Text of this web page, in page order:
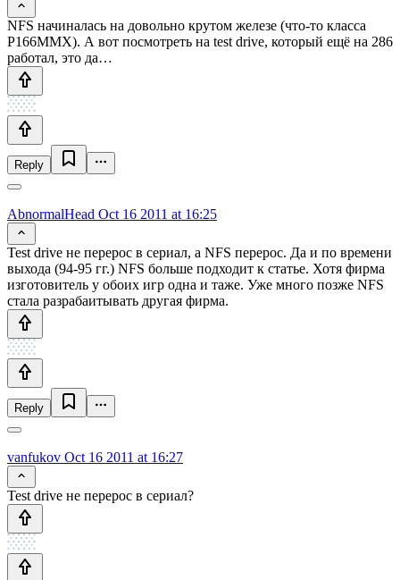
NFS начиналась на довольно крутом железе (что-то класса
P166MMX). А вот посмотреть на test drive, который ещё на 286
работал, это да…
Reply
AbnormalHead Oct 16 2011 at 16:25
Test drive не перерос в сериал, а NFS перерос. Да и по времени
выхода (94-95 гг.) NFS больше подходит к статье. Хотя фирма
изготовитель у обоих игр одна и таже. Уже много позже NFS
стала разрабаитывать другая фирма.
Reply
vanfukov Oct 16 2011 at 16:27
Test drive не перерос в сериал?